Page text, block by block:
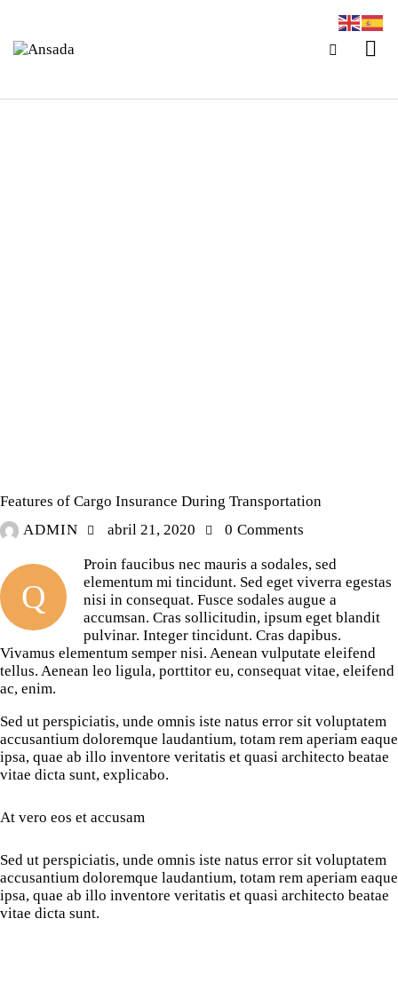
Features of Cargo Insurance During Transportation
ADMIN
abril 21, 2020 0 Comments
Q
Proin faucibus nec mauris a sodales, sed
elementum mi tincidunt. Sed eget viverra egestas
nisi in consequat. Fusce sodales augue a
accumsan. Cras sollicitudin, ipsum eget blandit
pulvinar. Integer tincidunt. Cras dapibus.
Vivamus elementum semper nisi. Aenean vulputate eleifend
tellus. Aenean leo ligula, porttitor eu, consequat vitae, eleifend
ac, enim.
Sed ut perspiciatis, unde omnis iste natus error sit voluptatem
accusantium doloremque laudantium, totam rem aperiam eaque
ipsa, quae ab illo inventore veritatis et quasi architecto beatae
vitae dicta sunt, explicabo.
At vero eos et accusam
Sed ut perspiciatis, unde omnis iste natus error sit voluptatem
accusantium doloremque laudantium, totam rem aperiam eaque
ipsa, quae ab illo inventore veritatis et quasi architecto beatae
vitae dicta sunt.